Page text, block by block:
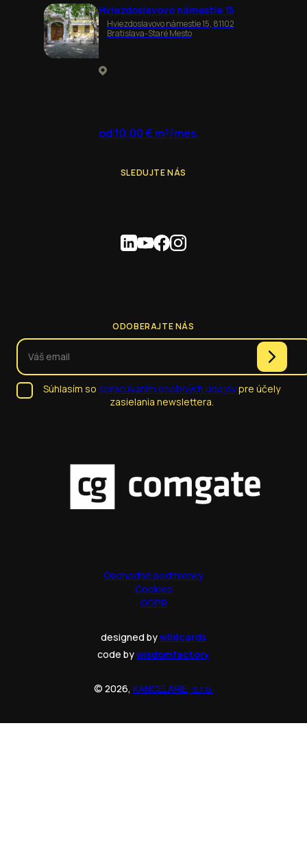
Hviezdoslavovo námestie 15
Hviezdoslavovo námestie 15, 81102
Bratislava-Staré Mesto
od 10,00 € m²/mes.
SLEDUJTE NÁS
ODOBERAJTE NÁS
Súhlasím so spracúvaním osobných údajovpre účely
zasielania newslettera.
Obchodné podmienky
Cookies
GDPR
designed bywildcards
code bywisdomfactory
© 2026, KANCELARIE, s.r.o.